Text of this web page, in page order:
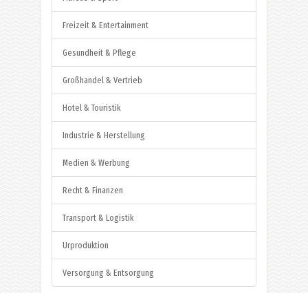
Freizeit & Entertainment
Gesundheit & Pflege
Großhandel & Vertrieb
Hotel & Touristik
Industrie & Herstellung
Medien & Werbung
Recht & Finanzen
Transport & Logistik
Urproduktion
Versorgung & Entsorgung